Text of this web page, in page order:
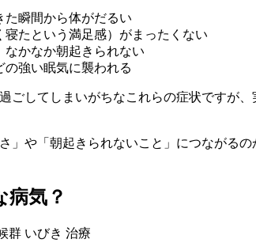
た瞬間から体がだるい
たという満足感）がまったくない
なかなか朝起きられない
の強い眠気に襲われる
ごしてしまいがちなこれらの症状ですが
」や「朝起きられないこと」につながる
病気？